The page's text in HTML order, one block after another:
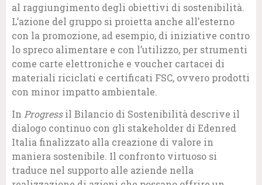
al raggiungimento degli obiettivi di sostenibilità.
L’azione del gruppo si proietta anche all’esterno
con la promozione, ad esempio, di iniziative contro
lo spreco alimentare e con l’utilizzo, per strumenti
come carte elettroniche e voucher cartacei di
materiali riciclati e certificati FSC, ovvero prodotti
con minor impatto ambientale.
In Progressil Bilancio di Sostenibilità descrive il
dialogo continuo con gli stakeholder di Edenred
Italia finalizzato alla creazione di valore in
maniera sostenibile. Il confronto virtuoso si
traduce nel supporto alle aziende nella